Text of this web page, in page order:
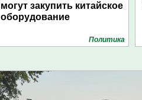
могут закупить китайское
оборудование
Политика